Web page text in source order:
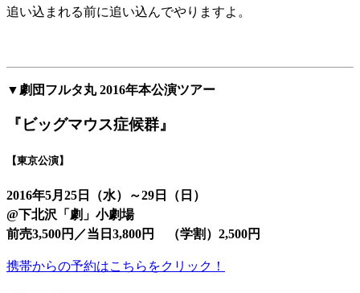
追い込まれる前に追い込んでやりますよ。
▼劇団フルタ丸 2016年本公演ツアー
『ビッグマウス症候群』
【東京公演】
2016年5月25日（水） ～29 日（日）
@下北沢「劇」 小劇場
前売3,500円／当日3,800円 （学割）2,500円
携帯からの予約はこちらをクリック！